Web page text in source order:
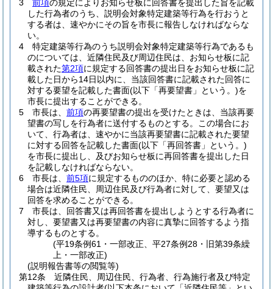
3
前項の規定によりお知らせ板に回答書を提出した旨を記載
した行為者のうち、説明会対象特定建築等行為を行おうと
する者は、速やかにその旨を市長に報告しなければならな
い。
4
特定建築等行為のうち説明会対象特定建築等行為であるも
のについては、近隣住民及び周辺住民は、お知らせ板に記
載された第2項に規定する回答書の提出日をお知らせ板に記
載した日から14日以内に、当該回答書に記載された回答に
対する要望を記載した書面(以下「再要望書」という。)を
市長に提出することができる。
5
市長は、 前項の再要望書の提出を受けたときは、当該再要
望書の写しを行為者に送付するものとする。
この場合にお
いて、行為者は、速やかに当該再要望書に記載された要望
に対する回答を記載した書面(以下「再回答書」という。)
を市長に提出し、及びお知らせ板に再回答書を提出した日
を記載しなければならない。
6
市長は、 前5項に規定するもののほか、特に必要と認める
場合は近隣住民、周辺住民及び行為者に対して、要望又は
回答を求めることができる。
7
市長は、回答書又は再回答書を提出しようとする行為者に
対し、要望書又は再要望書の内容に真摯に回答するよう指
導するものとする。
(平19条例61・一部改正、平27条例28・旧第39条繰
上・一部改正)
(説明報告書等の閲覧等)
第12条
近隣住民、周辺住民、行為者、行為施行者及び特定